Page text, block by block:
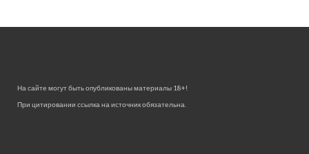
На сайте могут быть опубликованы материалы 18+!
При цитировании ссылка на источник обязательна.